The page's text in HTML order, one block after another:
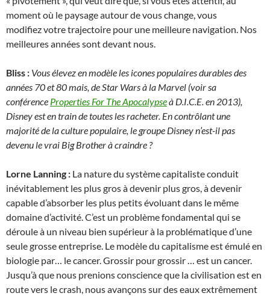
moment où le paysage autour de vous change, vous
modifiez votre trajectoire pour une meilleure navigation. Nos
meilleures années sont devant nous.
Bliss : Vous élevez en modèle les icones populaires durables des
années 70 et 80 mais, de Star Wars à la Marvel (voir sa
conférence Properties For The Apocalypseà D.I.C.E. en 2013),
Disney est en train de toutes les racheter. En contrôlant une
majorité de la culture populaire, le groupe Disney n’est-il pas
devenu le vrai Big Brother à craindre ?
Lorne Lanning : La nature du système capitaliste conduit
inévitablement les plus gros à devenir plus gros, à devenir
capable d’absorber les plus petits évoluant dans le même
domaine d’activité. C’est un problème fondamental qui se
déroule à un niveau bien supérieur à la problématique d’une
seule grosse entreprise. Le modèle du capitalisme est émulé en
biologie par… le cancer. Grossir pour grossir … est un cancer.
Jusqu’à que nous prenions conscience que la civilisation est en
route vers le crash, nous avançons sur des eaux extrêmement